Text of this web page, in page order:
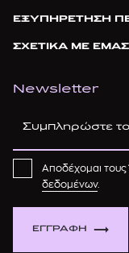
ΕΞΥΠΗΡΕΤΗΣΗ
ΣΧΕΤΙΚΑ ΜΕ ΕΜΑΣ
Newsletter
ΕΓΓΡΑΦΗ
Αποδέχομαι τους
δεδομένων.